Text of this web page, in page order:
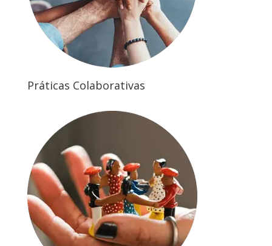
Práticas Colaborativas